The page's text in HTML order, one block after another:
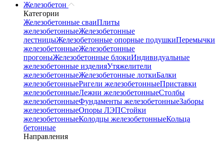
Железобетон
Категории
Железобетонные сваиПлиты
железобетонныеЖелезобетонные
лестницыЖелезобетонные опорные подушкиПеремычки
железобетонныеЖелезобетонные
прогоныЖелезобетонные блокиИндивидуальные
железобетонные изделияУтяжелители
железобетонныеЖелезобетонные лоткиБалки
железобетонныеРигели железобетонныеПриставки
железобетонныеЛежни железобетонныеСтолбы
железобетонныеФундаменты железобетонныеЗаборы
железобетонныеОпоры ЛЭПСтойки
железобетонныеКолодцы железобетонныеКольца
бетонные
Направления